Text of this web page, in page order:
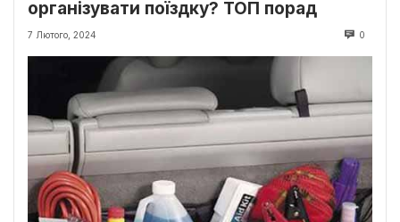
організувати поїздку? ТОП порад
7 Лютого, 2024 0